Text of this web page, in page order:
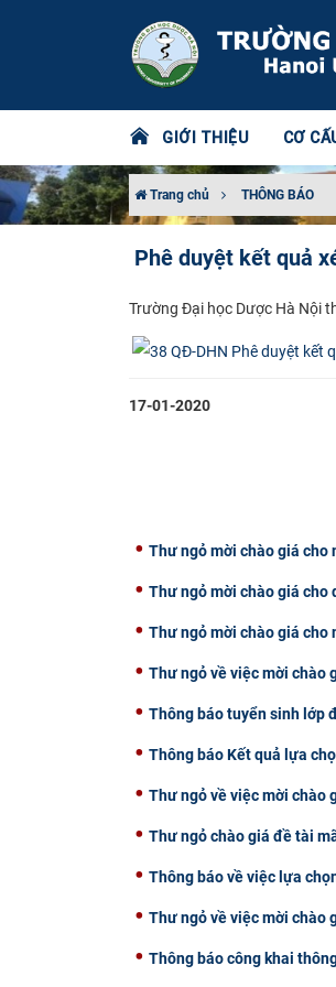
GIỚI THIỆU CƠ
Trang chủ THÔNG BÁO
Phê duyệt kết quả
Trường Đại học Dược Hà Nội
17-01-2020
Thư ngỏ mời chào giá cho
Thư ngỏ mời chào giá cho
Thư ngỏ mời chào giá cho
Thư ngỏ về việc mời chào
Thông báo tuyển sinh lớp
Thông báo Kết quả lựa
Thư ngỏ về việc mời chào
Thư ngỏ chào giá đề tài
Thông báo về việc lựa
Thư ngỏ về việc mời chào
Thông báo công khai